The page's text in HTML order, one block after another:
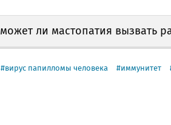
может ли мастопатия вызвать
вирус папилломы человека иммунитет